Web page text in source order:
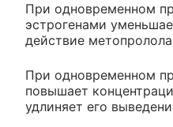
При одновременном
эстрогенами
действие
При одновременном
повышает
удлиняет его